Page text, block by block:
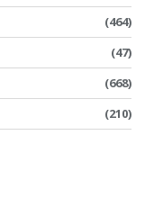
(464)
(47)
(668)
(210)